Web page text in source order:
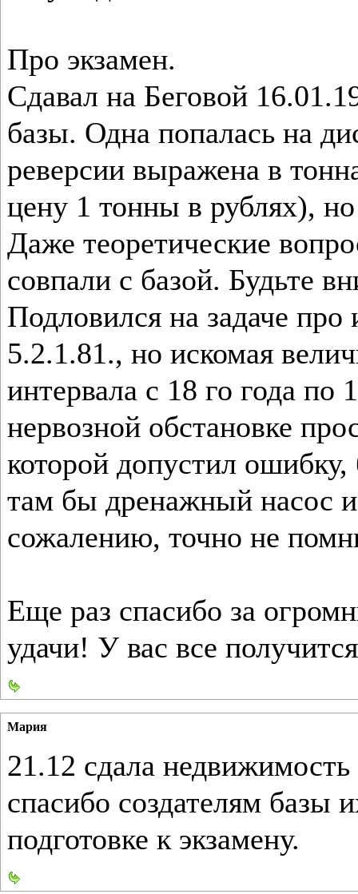
Про экзамен.
Сдавал на Беговой
базы. Одна попалась на
реверсии выражена в
цену 1 тонны в рублях),
Даже теоретические
совпали с базой. Будьте
Подловился на задаче
5.2.1.81., но искомая
интервала с 18 го года
нервозной обстановке
которой допустил
там бы дренажный насос
сожалению, точно не
Еще раз спасибо за
удачи! У вас все
Мария
21.12 сдала
спасибо создателям базы
подготовке к экзамену.